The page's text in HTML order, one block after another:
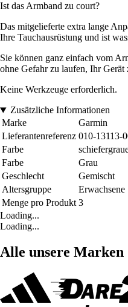
Ist das Armband zu court?
Das mitgelieferte extra lange
Ihre Tauchausrüstung und ist
Sie können ganz einfach vom
ohne Gefahr zu laufen, Ihr Gerät
Keine Werkzeuge erforderlich.
Zusätzliche Informationen
Marke
Garmin
Lieferantenreferenz 010-13113-
Farbe
Farbe
Grau
Geschlecht
Gemischt
Altersgruppe
Erwachsene
Menge pro Produkt 3
Loading...
Loading...
Alle unsere Marken